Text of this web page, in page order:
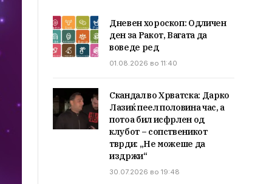
Дневен хороскоп: Одличен
ден за Ракот, Вагата да
воведе ред
01.08.2026 во 11:40
Скандал во Хрватска: Дарко
Лазиќ пеел половина час, а
потоа бил исфрлен од
клубот – сопственикот
тврди: „Не можеше да
издржи“
30.07.2026 во 19:48